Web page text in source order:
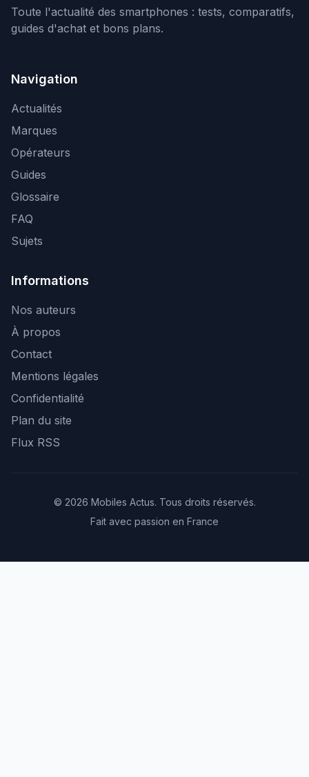
Toute l'actualité des smartphones : tests, comparatifs,
guides d'achat et bons plans.
Navigation
Actualités
Marques
Opérateurs
Guides
Glossaire
FAQ
Sujets
Informations
Nos auteurs
À propos
Contact
Mentions légales
Confidentialité
Plan du site
Flux RSS
© 2026 Mobiles Actus. Tous droits réservés.
Fait avec passion en France